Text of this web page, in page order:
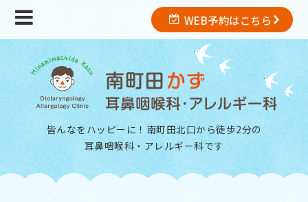
WEB予約はこちら
皆んなをハッピーに！南町田北口から徒歩2分の
耳鼻咽喉科・アレルギー科です